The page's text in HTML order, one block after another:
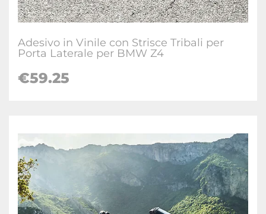
Adesivo in Vinile con Strisce Tribali per
Porta Laterale per BMW Z4
€59.25